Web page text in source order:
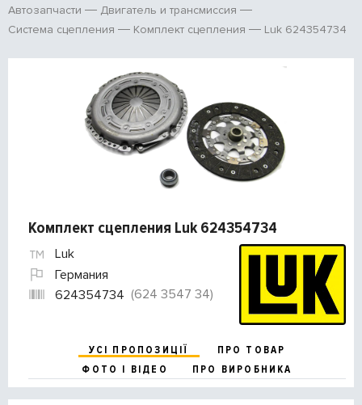
Автозапчасти
Двигатель и трансмиссия
Система сцепления
Комплект сцепления Luk 624354734
Комплект сцепления Luk 624354734
Luk
Германия
624354734 (624 3547 34)
УСІ ПРОПОЗИЦІЇ
ПРО ТОВАР
ФОТО І ВІДЕО
ПРО ВИРОБНИКА